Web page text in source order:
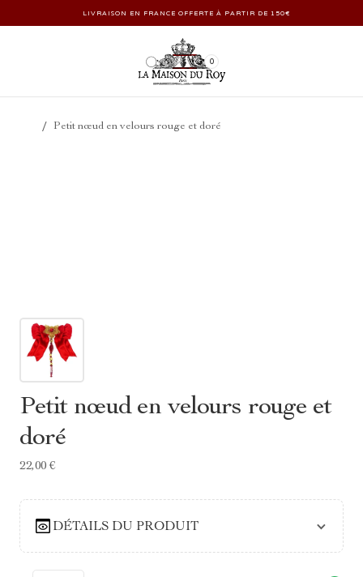
LIVRAISON EN FRANCE OFFERTE À PARTIR DE 150€
0
/ Petit nœud en velours rouge et doré
Petit nœud en velours rouge et
doré
22,00 €
DÉTAILS DU PRODUIT